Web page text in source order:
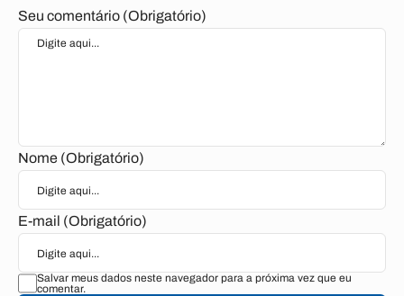
Seu comentário (Obrigatório)
Nome (Obrigatório)
E-mail (Obrigatório)
Salvar meus dados neste navegador para a próxima vez que eu
comentar.